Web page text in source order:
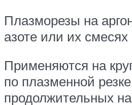
Плазморезы на
азоте или их смесях
Применяются на
по плазменной
продолжительных